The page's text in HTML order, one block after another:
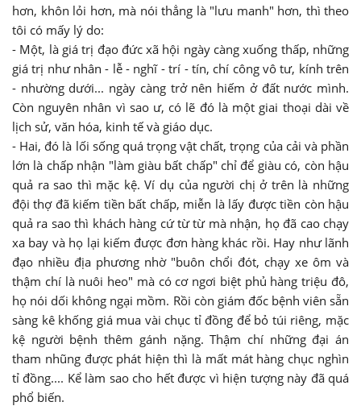
hơn, khôn lỏi hơn, mà nói thẳng là "lưu manh" hơn, thì theo
tôi có mấy lý do:
- Một, là giá trị đạo đức xã hội ngày càng xuống thấp, những
giá trị như nhân - lễ - nghĩ - trí - tín, chí công vô tư, kính trên
- nhường dưới... ngày càng trở nên hiếm ở đất nước mình.
Còn nguyên nhân vì sao ư, có lẽ đó là một giai thoại dài về
lịch sử, văn hóa, kinh tế và giáo dục.
- Hai, đó là lối sống quá trọng vật chất, trọng của cải và phần
lớn là chấp nhận "làm giàu bất chấp" chỉ để giàu có, còn hậu
quả ra sao thì mặc kệ. Ví dụ của người chị ở trên là những
đội thợ đã kiếm tiền bất chấp, miễn là lấy được tiền còn hậu
quả ra sao thì khách hàng cứ từ từ mà nhận, họ đã cao chạy
xa bay và họ lại kiếm được đơn hàng khác rồi. Hay như lãnh
đạo nhiều địa phương nhờ "buôn chổi đót, chạy xe ôm và
thậm chí là nuôi heo" mà có cơ ngơi biệt phủ hàng triệu đô,
họ nói dối không ngại mồm. Rồi còn giám đốc bệnh viên sẵn
sàng kê khống giá mua vài chục tỉ đồng để bỏ túi riêng, mặc
kệ người bệnh thêm gánh nặng. Thậm chí những đại án
tham nhũng được phát hiện thì là mất mát hàng chục nghìn
tỉ đồng.... Kể làm sao cho hết được vì hiện tượng này đã quá
phổ biến.